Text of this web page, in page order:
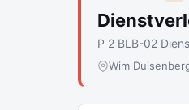
P 2 BLB-02
Wim